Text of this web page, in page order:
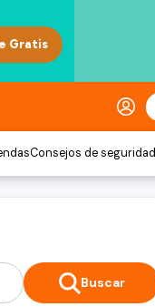
Consejos de seguridad
Buscar